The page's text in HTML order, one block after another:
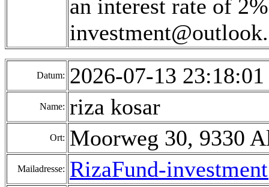
an interest rate of
Datum: 2026-07-13
Name: riza kosar
Ort: Moorweg 30, 9330
Mailadresse: RizaFund-